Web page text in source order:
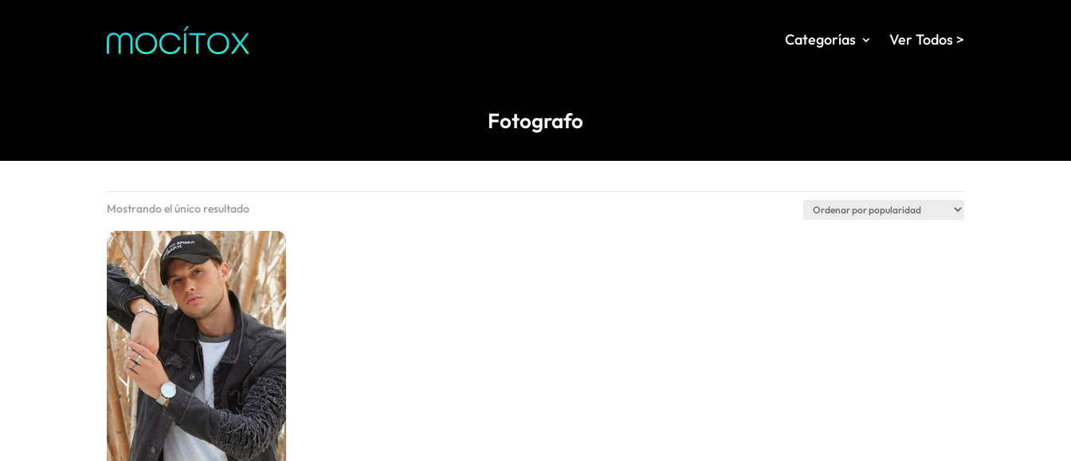
Categorías Ver Todos >
Fotografo
Mostrando el único resultado